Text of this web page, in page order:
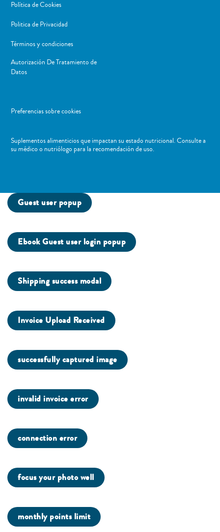
Política de Cookies
Politica de Privacidad
Términos y condiciones
Autorización De Tratamiento de
Datos
Preferencias sobre cookies
Suplementos alimenticios que impactan su estado nutricional. Consulte a
su médico o nutriólogo para la recomendación de uso. ​
Guest user popup
Ebook Guest user login popup
Shipping success modal
Invoice Upload Received
successfully captured image
invalid invoice error
connection error
focus your photo well
monthly points limit